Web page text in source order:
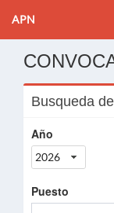
APN
Busqueda
Año
2026
Puesto